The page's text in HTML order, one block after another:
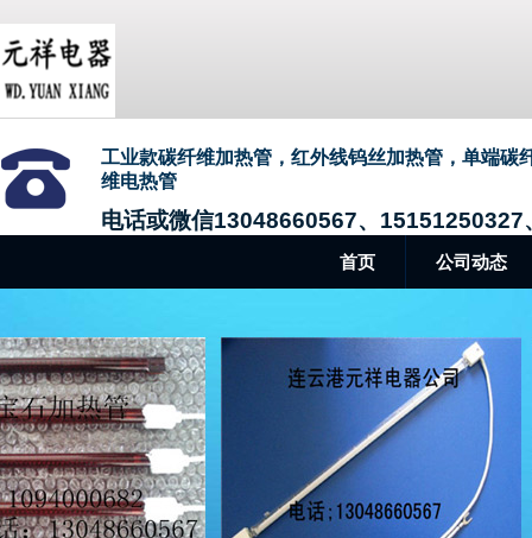
工业款碳纤维加热管，红外线钨丝加热管，单端
维电热管
电话或微信13048660567、
首页 公司动态